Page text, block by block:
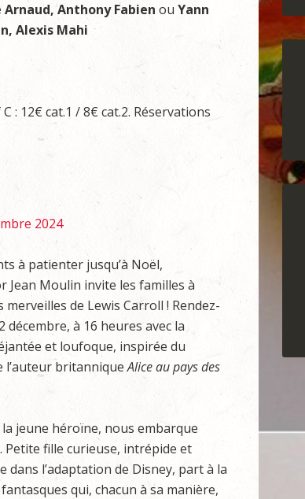
Arnaud, Anthony Fabien ou Yann
Alexis Mahi
: 12€ cat.1 / 8€ cat.2. Réservations
2024
à patienter jusqu’à Noël,
Jean Moulin invite les familles à
de Lewis Carroll ! Rendez-
décembre, à 16 heures avec la
et loufoque, inspirée du
l’auteur britanniqueAlice au pays des
la jeune héroïne, nous embarque
fille curieuse, intrépide et
l’adaptation de Disney, part à la
qui, chacun à sa manière,